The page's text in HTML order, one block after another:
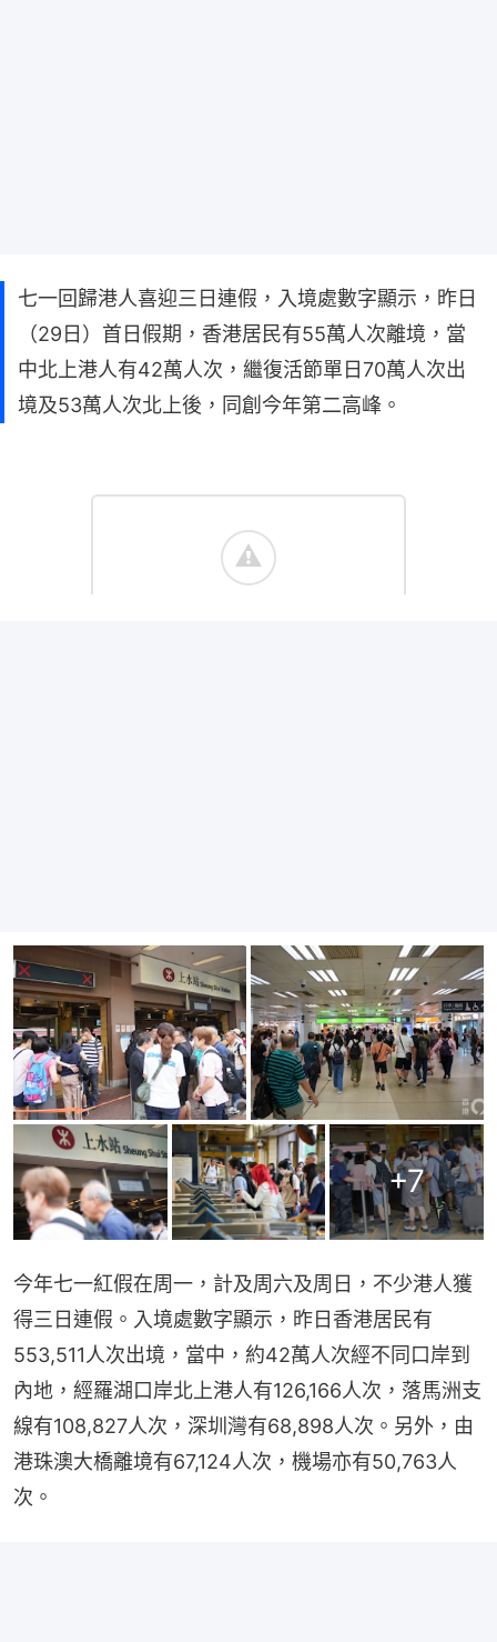
七一回歸港人喜迎三日連假，入境處數字顯示，昨日
（29日）首日假期，香港居民有55萬人次離境，當
中北上港人有42萬人次，繼復活節單日70萬人次出
境及53萬人次北上後，同創今年第二高峰。
+7
今年七一紅假在周一，計及周六及周日，不少港人獲
得三日連假。入境處數字顯示，昨日香港居民有
553,511人次出境，當中，約42萬人次經不同口岸到
內地，經羅湖口岸北上港人有126,166人次，落馬洲支
線有108,827人次，深圳灣有68,898人次。另外，由
港珠澳大橋離境有67,124人次，機場亦有50,763人
次。